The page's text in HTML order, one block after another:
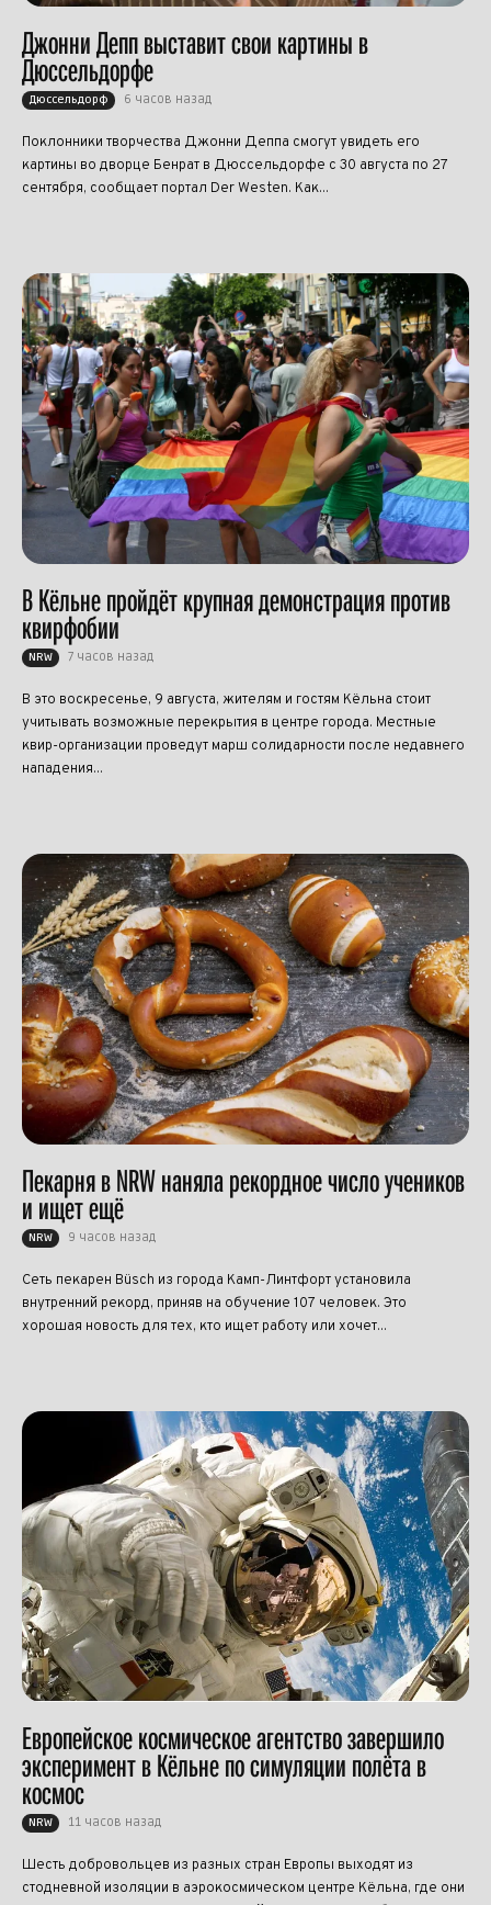
Джонни Депп выставит свои картины в
Дюссельдорфе
Дюссельдорф 6 часов назад
Поклонники творчества Джонни Деппа смогут увидеть его
картины во дворце Бенрат в Дюссельдорфе с 30 августа по 27
сентября, сообщает портал Der Westen. Как...
В Кёльне пройдёт крупная демонстрация против
квирфобии
NRW 7 часов назад
В это воскресенье, 9 августа, жителям и гостям Кёльна стоит
учитывать возможные перекрытия в центре города. Местные
квир-организации проведут марш солидарности после недавнего
нападения...
Пекарня в NRW наняла рекордное число учеников
и ищет ещё
NRW 9 часов назад
Сеть пекарен Büsch из города Камп-Линтфорт установила
внутренний рекорд, приняв на обучение 107 человек. Это
хорошая новость для тех, кто ищет работу или хочет...
Европейское космическое агентство завершило
эксперимент в Кёльне по симуляции полёта в
космос
NRW 11 часов назад
Шесть добровольцев из разных стран Европы выходят из
стодневной изоляции в аэрокосмическом центре Кёльна, где они